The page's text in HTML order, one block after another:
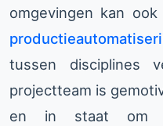
omgevingen kan
tussen disciplines
projectteam is
en in staat om